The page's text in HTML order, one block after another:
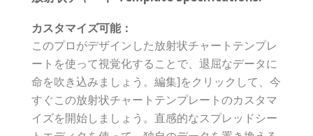
カスタマイズ可能：
このプロがデザインした放射状チャートテンプレ
ートを使って視覚化することで、退屈なデータに
命を吹き込みましょう。編集]をクリックして、今
すぐこの放射状チャートテンプレートのカスタマ
イズを開始しましょう。直感的なスプレッドシー